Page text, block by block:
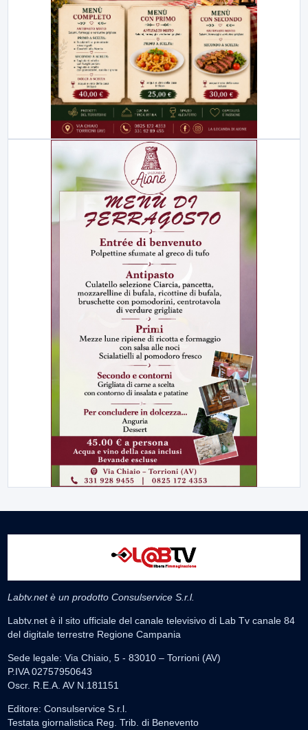
Labtv.net è un prodotto Consulservice S.r.l.
Labtv.net è il sito ufficiale del canale televisivo di Lab Tv canale 84
del digitale terrestre Regione Campania
Sede legale: Via Chiaio, 5 - 83010 – Torrioni (AV)
P.IVA 02757950643
Oscr. R.E.A. AV N.181151
Editore: Consulservice S.r.l.
Testata giornalistica Reg. Trib. di Benevento